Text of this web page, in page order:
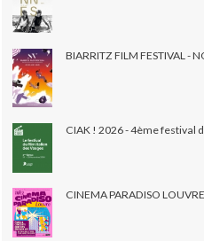
BIARRITZ FILM FESTIVAL -
CIAK ! 2026 - 4ème festival
CINEMA PARADISO